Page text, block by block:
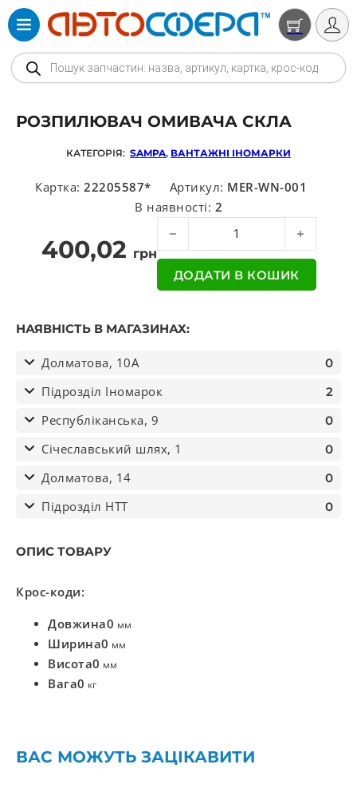
Products search
РОЗПИЛЮВАЧ ОМИВАЧА СКЛА
КАТЕГОРІЯ: SAMPA, ВАНТАЖНІ ІНОМАРКИ
Картка:22205587* Артикул: MER-WN-001
В наявності: 2
400,02 грн
Розпилювач омивача скла
ДОДАТИ В КОШИК
НАЯВНІСТЬ В МАГАЗИНАХ:
Долматова, 10А 0
Підрозділ Іномарок 2
Республіканська, 9 0
Січеславський шлях, 1 0
Долматова, 14 0
Підрозділ НТТ 0
ОПИС ТОВАРУ
Крос-коди:
Довжина0 мм
Ширина0 мм
Висота0 мм
Вага0 кг
ВАС МОЖУТЬ ЗАЦІКАВИТИ